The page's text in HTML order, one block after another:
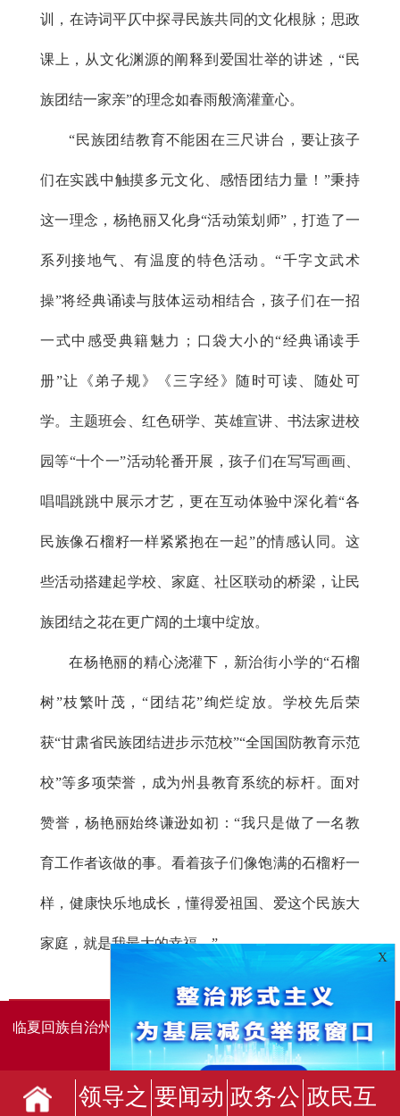
训，在诗词平仄中探寻民族共同的文化根脉；思政
课上，从文化渊源的阐释到爱国壮举的讲述，“民
族团结一家亲”的理念如春雨般滴灌童心。
“民族团结教育不能困在三尺讲台，要让孩子
们在实践中触摸多元文化、感悟团结力量！”秉持
这一理念，杨艳丽又化身“活动策划师”，打造了一
系列接地气、有温度的特色活动。“千字文武术
操”将经典诵读与肢体运动相结合，孩子们在一招
一式中感受典籍魅力；口袋大小的“经典诵读手
册”让《弟子规》《三字经》随时可读、随处可
学。主题班会、红色研学、英雄宣讲、书法家进校
园等“十个一”活动轮番开展，孩子们在写写画画、
唱唱跳跳中展示才艺，更在互动体验中深化着“各
民族像石榴籽一样紧紧抱在一起”的情感认同。这
些活动搭建起学校、家庭、社区联动的桥梁，让民
族团结之花在更广阔的土壤中绽放。
在杨艳丽的精心浇灌下，新治街小学的“石榴
树”枝繁叶茂，“团结花”绚烂绽放。学校先后荣
获“甘肃省民族团结进步示范校”“全国国防教育示范
校”等多项荣誉，成为州县教育系统的标杆。面对
赞誉，杨艳丽始终谦逊如初：“我只是做了一名教
育工作者该做的事。看着孩子们像饱满的石榴籽一
样，健康快乐地成长，懂得爱祖国、爱这个民族大
家庭，就是我最大的幸福。”
临夏回族自治州人民政府办公室主办 临夏回族自治州人民政
府信息中心承办
领导之 要闻动 政务公 政民互
X